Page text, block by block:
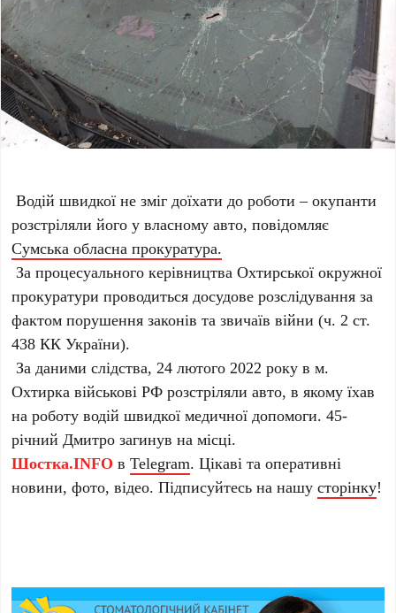
Водій швидкої не зміг доїхати до роботи – окупанти
розстріляли його у власному авто, повідомляє
Сумська обласна прокуратура.
За процесуального керівництва Охтирської окружної
прокуратури проводиться досудове розслідування за
фактом порушення законів та звичаїв війни (ч. 2 ст.
438 КК України).
За даними слідства, 24 лютого 2022 року в м.
Охтирка військові РФ розстріляли авто, в якому їхав
на роботу водій швидкої медичної допомоги. 45-
річний Дмитро загинув на місці.
Шостка.INFO вTelegram. Цікаві та оперативні
новини, фото, відео. Підписуйтесь на нашусторінку!